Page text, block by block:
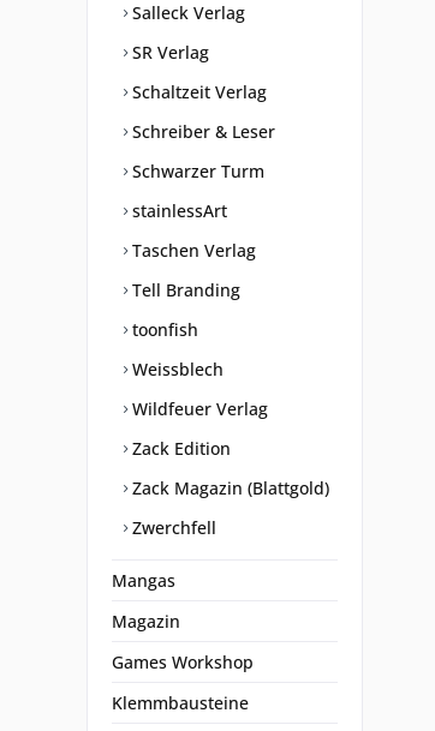
Salleck Verlag
SR Verlag
Schaltzeit Verlag
Schreiber & Leser
Schwarzer Turm
stainlessArt
Taschen Verlag
Tell Branding
toonfish
Weissblech
Wildfeuer Verlag
Zack Edition
Zack Magazin (Blattgold)
Zwerchfell
Mangas
Magazin
Games Workshop
Klemmbausteine